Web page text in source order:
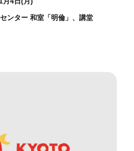
業
ンター 和室「明倫」、講堂